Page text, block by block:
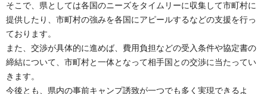
そこで、県としては各国のニーズをタイムリーに収集して市町村に
提供したり、市町村の強みを各国にアピールするなどの支援を行っ
ております。
また、交渉が具体的に進めば、費用負担などの受入条件や協定書の
締結について、市町村と一体となって相手国との交渉に当たってい
きます。
今後とも、県内の事前キャンプ誘致が一つでも多く実現できるよ